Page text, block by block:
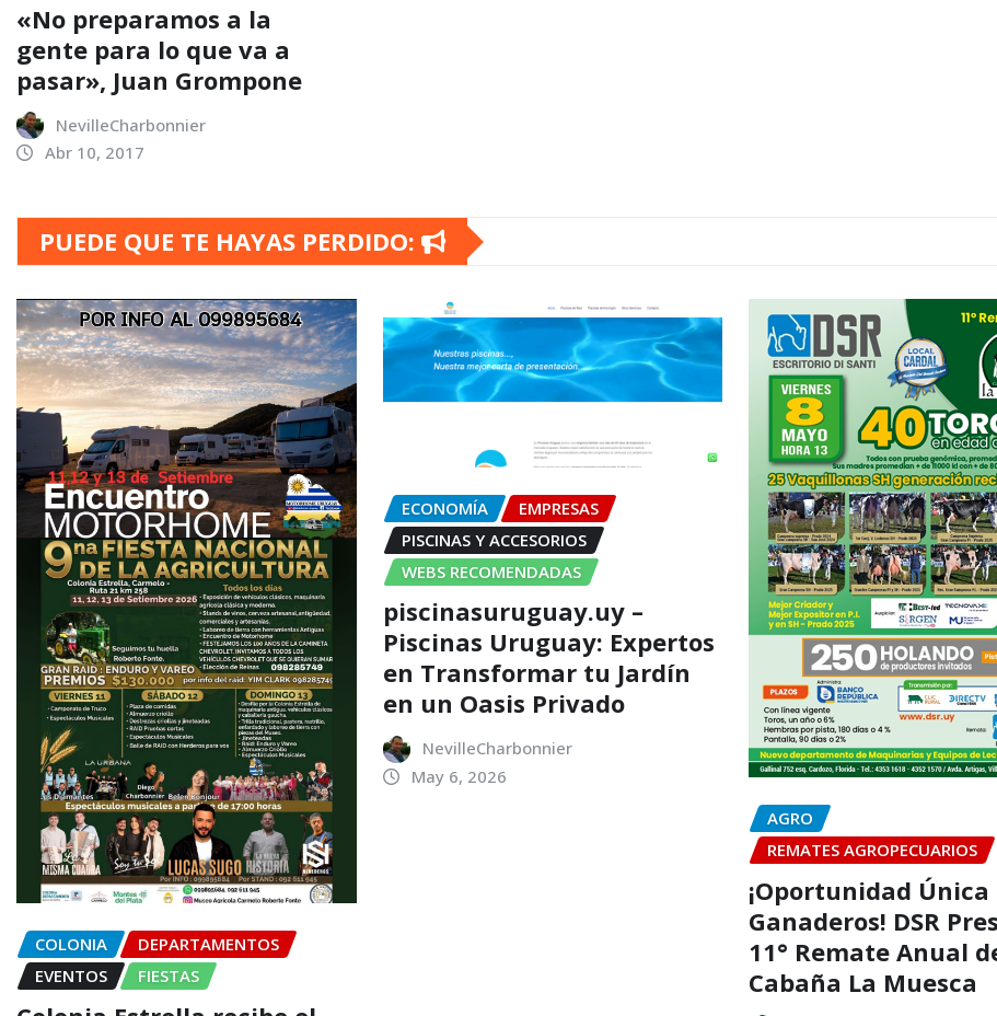
«No preparamos a la
gente para lo que va a
pasar», Juan Grompone
NevilleCharbonnier
Abr 10, 2017
PUEDE QUE TE HAYAS PERDIDO:
COLONIA
DEPARTAMENTOS
EVENTOS
FIESTAS
ECONOMÍA
EMPRESAS
PISCINAS Y ACCESORIOS
WEBS RECOMENDADAS
piscinasuruguay.uy –
Piscinas Uruguay: Expertos
en Transformar tu Jardín
en un Oasis Privado
NevilleCharbonnier
May 6, 2026
AGRO
REMATES AGROPECUARIOS
¡Oportunidad Única
Ganaderos! DSR
11° Remate Anual
Cabaña La Muesca